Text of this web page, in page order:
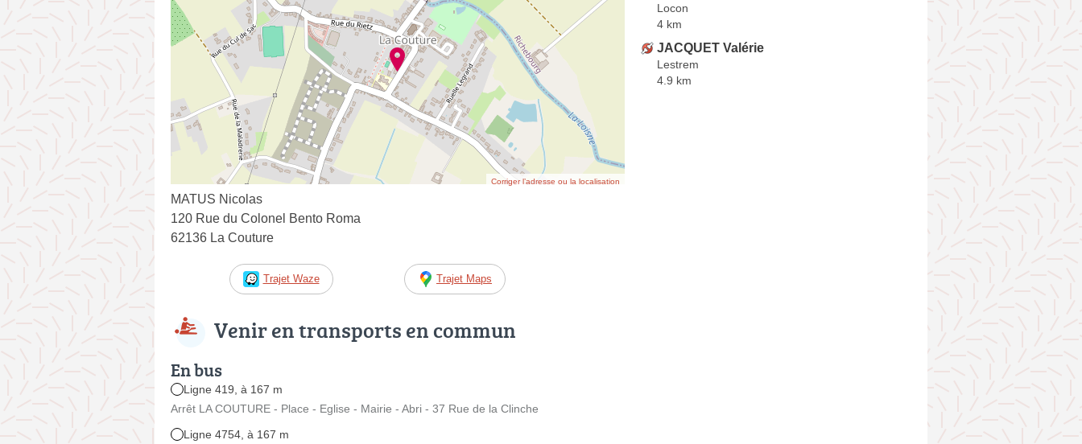
Corriger l’adresse ou la localisation
MATUS Nicolas
120 Rue du Colonel Bento Roma
62136 La Couture
Trajet Waze Trajet Maps
Venir en transports en commun
En bus
Ligne 419, à 167 m
Arrêt LA COUTURE - Place - Eglise - Mairie - Abri - 37 Rue de la Clinche
Ligne 4754, à 167 m
Locon
4 km
JACQUET Valérie
Lestrem
4.9 km